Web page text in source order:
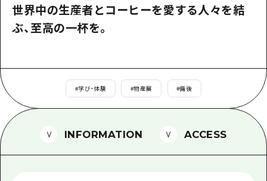
自然
半日
2泊3日
HIROSHIMA FREE Wi-Fi
観光案内所
ボランティアガイド
ユニバーサルツーリズム
ガイドブック
広島県の魅力を動画でご紹介！
世界中の生産者とコーヒーを愛する人々を結
ぶ、至高の一杯を。
#学び・体験 #物産展 #備後
INFORMATION ACCESS